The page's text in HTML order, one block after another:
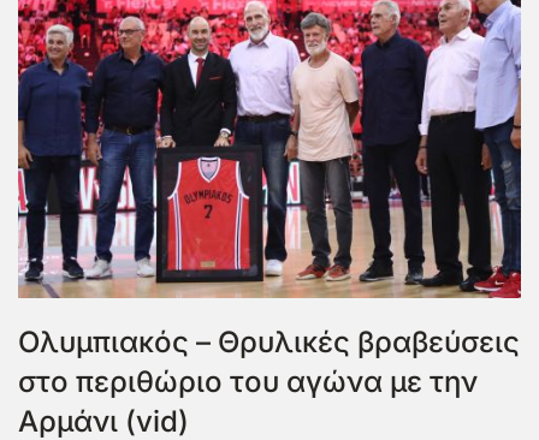
Ολυμπιακός – Θρυλικές βραβεύσεις
στο περιθώριο του αγώνα με την
Αρμάνι (vid)